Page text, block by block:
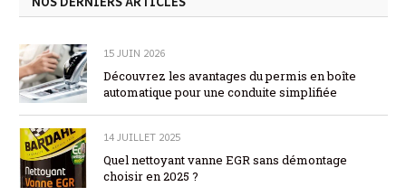
15 JUIN 2026
Découvrez les avantages du permis en boîte
automatique pour une conduite simplifiée
14 JUILLET 2025
Quel nettoyant vanne EGR sans démontage
choisir en 2025 ?